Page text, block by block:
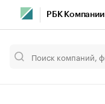
РБК Компании